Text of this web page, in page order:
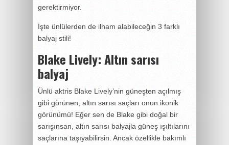
gerektirmiyor.
İşte ünlülerden de ilham alabileceğin 3 farklı
balyaj stili!
Blake Lively: Altın sarısı
balyaj
Ünlü aktris Blake Lively’nin güneşten açılmış
gibi görünen, altın sarısı saçları onun ikonik
görünümü! Eğer sen de Blake gibi doğal bir
sarışınsan, altın sarısı balyajla güneş ışıltılarını
saçlarına taşıyabilirsin. Ancak özellikle bakımlı